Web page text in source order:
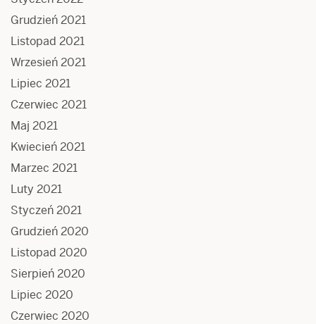
Grudzień 2021
Listopad 2021
Wrzesień 2021
Lipiec 2021
Czerwiec 2021
Maj 2021
Kwiecień 2021
Marzec 2021
Luty 2021
Styczeń 2021
Grudzień 2020
Listopad 2020
Sierpień 2020
Lipiec 2020
Czerwiec 2020